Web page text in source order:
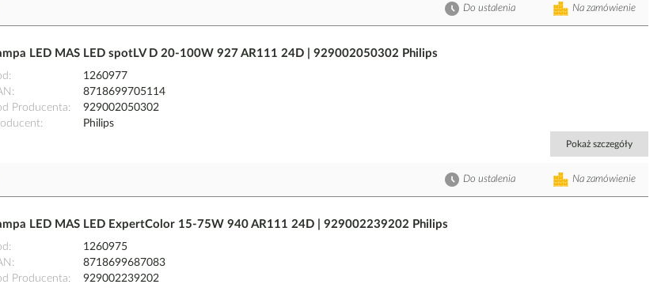
Na zamówienie
Do ustalenia
LED MAS LED spotLV D 20-100W 927 AR111 24D | 929002050302 Philips
1260977
8718699705114
Producenta
929002050302
Philips
Pokaż szczegóły
Na zamówienie
Do ustalenia
LED MAS LED ExpertColor 15-75W 940 AR111 24D | 929002239202 Philips
1260975
8718699687083
Producenta
929002239202